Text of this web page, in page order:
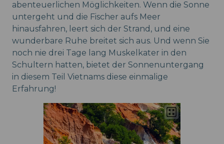
abenteuerlichen Möglichkeiten. Wenn die Sonne
untergeht und die Fischer aufs Meer
hinausfahren, leert sich der Strand, und eine
wunderbare Ruhe breitet sich aus. Und wenn Sie
noch nie drei Tage lang Muskelkater in den
Schultern hatten, bietet der Sonnenuntergang
in diesem Teil Vietnams diese einmalige
Erfahrung!